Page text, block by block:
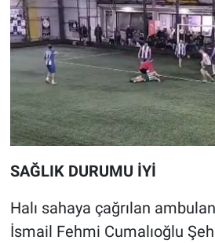
SAĞLIK DURUMU İYİ
Halı sahaya çağrılan
İsmail Fehmi Cumalıoğlu